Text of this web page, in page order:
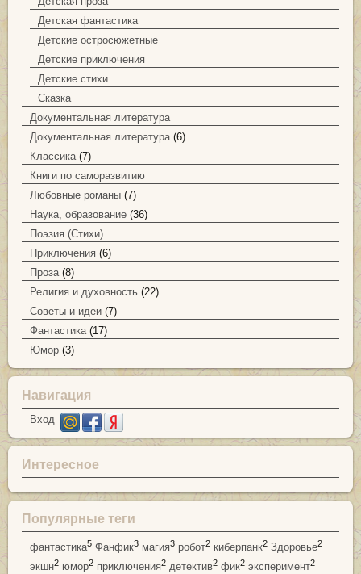
Детская фантастика
Детские остросюжетные
Детские приключения
Детские стихи
Сказка
Документальная литература
Документальная литература(6)
Классика(7)
Книги по саморазвитию
Любовные романы (7)
Наука, образование (36)
Поэзия (Стихи)
Приключения (6)
Проза(8)
Религия и духовность (22)
Советы и идеи (7)
Фантастика(17)
Юмор (3)
Навигация
Вход
Интересное
Популярные теги
фантастика5 Фанфик3 магия3 робот2 киберпанк2 Здоровье2
экшн2 юмор2 приключения2 детектив2 фик2 эксперимент2